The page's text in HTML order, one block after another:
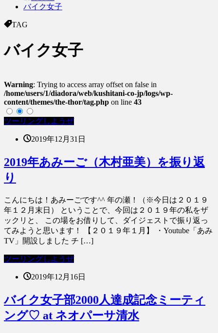
バイク女子
TAG
バイク女子
Warning: Trying to access array offset on false in
/home/users/1/diadora/web/kushitani-co-jp/logs/wp-
content/themes/the-thor/tag.php on line 43
ツーリングしようぜ
2019年12月31日
2019年あみーご（木村亜美）を振り返
り
こんにちは！あみーごです^^ 年の瀬！（※今日は２０１９
年１２月末日） ということで、今回は２０１９年の私をザ
ックリと、 この場をお借りして、ダイジェストで振り返っ
てみようと思います！ 【２０１９年１月】 ・Youtube「あみ
TV」開設しました チ […]
ツーリングしようぜ
2019年12月16日
バイク女子部2000人達成記念ミーティ
ング♡ at ネオパーサ清水